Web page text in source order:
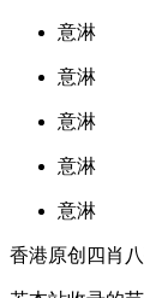
意淋
意淋
意淋
意淋
意淋
香港原创四肖